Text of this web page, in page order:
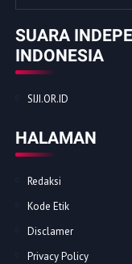
SUARA
INDONESIA
SIJI.OR.ID
HALAMAN
Redaksi
Kode Etik
Disclamer
Privacy Policy